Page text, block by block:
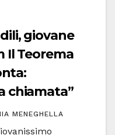
giovane
Il Teorema
chiamata”
MENEGHELLA